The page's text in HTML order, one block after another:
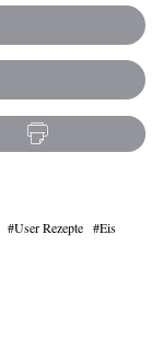
User Rezepte
Eis